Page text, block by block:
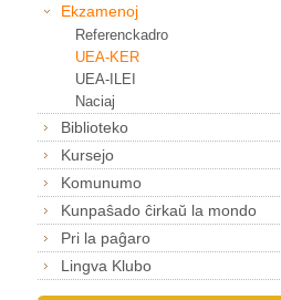
Ekzamenoj
Referenckadro
UEA-KER
UEA-ILEI
Naciaj
Biblioteko
Kursejo
Komunumo
Kunpaŝado ĉirkaŭ la mondo
Pri la paĝaro
Lingva Klubo